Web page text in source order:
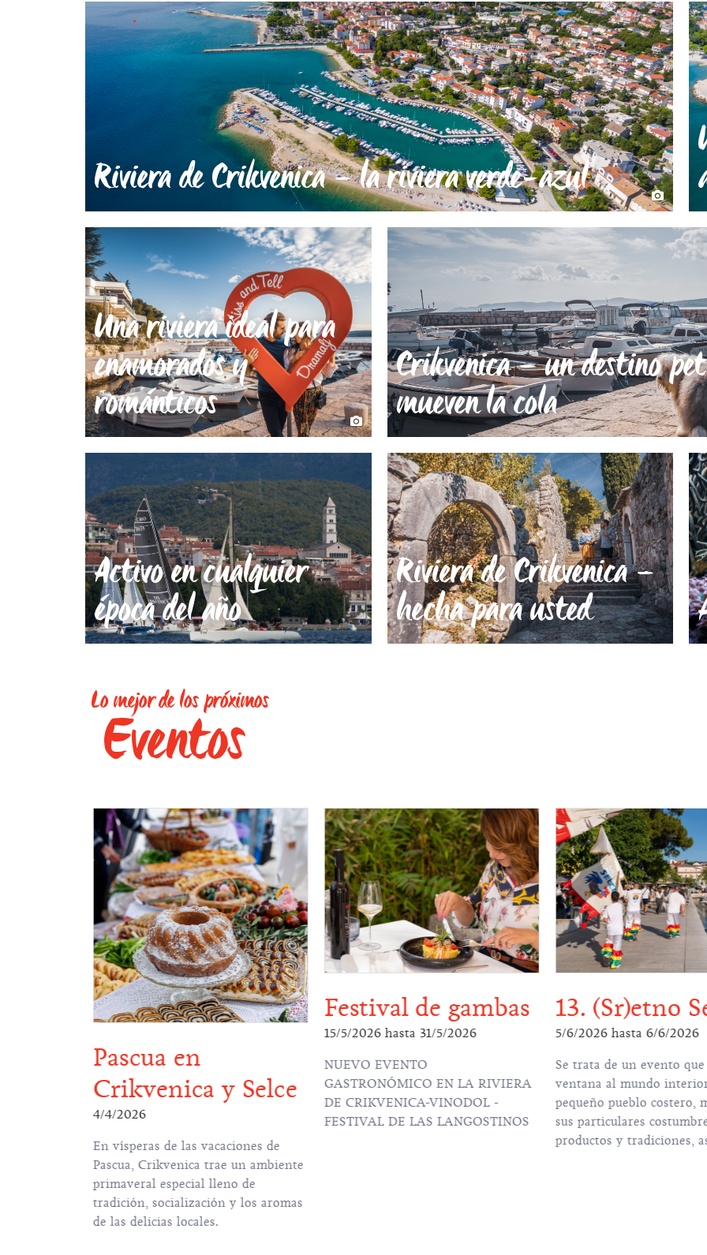
Riviera de Crikvenica – la riviera verde-azul
Una riviera ideal para
enamorados y
románticos
Crikvenica – un destino
mueven la cola
Activo en cualquier
época del año
Riviera de Crikvenica –
hecha para usted
Lo mejor de los próximos
Eventos
Pascua en
Crikvenica y Selce
4/4/2026
En vísperas de las vacaciones de
Pascua, Crikvenica trae un ambiente
primaveral especial lleno de
tradición, socialización y los aromas
de las delicias locales.
Festival de gambas
15/5/2026hasta 31/5/2026
NUEVO EVENTO
GASTRONÓMICO EN LA RIVIERA
DE CRIKVENICA-VINODOL -
FESTIVAL DE LAS LANGOSTINOS
13. (Sr)etno
5/6/2026hasta 6/6/2026
Se trata de un evento
ventana al mundo
pequeño pueblo costero,
sus particulares
productos y tradiciones,